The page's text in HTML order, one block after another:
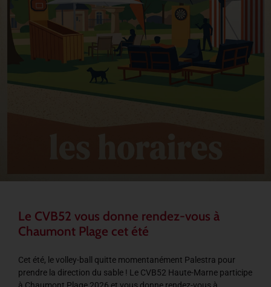
Le CVB52 vous donne rendez-vous à
Chaumont Plage cet été
Cet été, le volley-ball quitte momentanément Palestra pour
prendre la direction du sable ! Le CVB52 Haute-Marne participe